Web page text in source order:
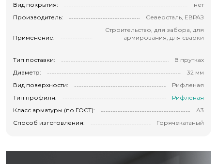
Вид покрытия:
нет
Производитель:
Северсталь, ЕВРАЗ
Применение:
Строительство, для забора, для
армирования, для сварки
Тип поставки:
В прутках
Диаметр:
32 мм
Вид поверхности:
Рифленая
Тип профиля:
Рифленая
Класс арматуры (по ГОСТ):
А3
Способ изготовления:
Горячекатаный